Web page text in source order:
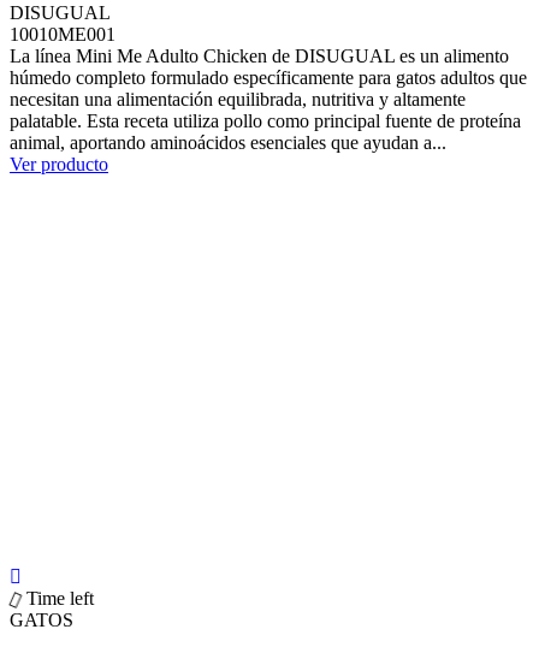
DISUGUAL
10010ME001
La línea Mini Me Adulto Chicken de DISUGUAL es un alimento
húmedo completo formulado específicamente para gatos adultos que
necesitan una alimentación equilibrada, nutritiva y altamente
palatable. Esta receta utiliza pollo como principal fuente de proteína
animal, aportando aminoácidos esenciales que ayudan a...
Ver producto
Time left
GATOS